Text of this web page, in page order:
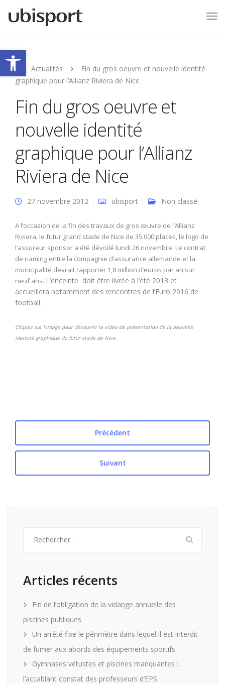
Ouvrir la barre d’outils
Actualités
Fin du gros oeuvre et nouvelle identité
graphique pour l’Allianz Riviera de Nice
Fin du gros oeuvre et
nouvelle identité
graphique pour l’Allianz
Riviera de Nice
27 novembre 2012 ubisport Non classé
A l’occasion de la fin des travaux de gros œuvre de l’Allianz
Riviera, le futur grand stade de Nice de 35.000 places, le logo de
l’assureur sponsor a été dévoilé lundi 26 novembre. Le contrat
de naming entre la compagnie d’assurance allemande et la
municipalité devrait rapporter 1,8 million d’euros par an sur
neuf ans. L’enceinte doit être livrée à l’été 2013 et
accueillera notamment des rencontres de l’Euro 2016 de
football.
Cliquez sur l’image pour découvrir la vidéo de présentation de la nouvelle
identité graphique du futur stade de Nice.
Précédent
Suivant
Articles récents
Fin de l’obligation de la vidange annuelle des
piscines publiques
Un arrêté fixe le périmètre dans lequel il est interdit
de fumer aux abords des équipements sportifs
Gymnases vétustes et piscines manquantes :
l’accablant constat des professeurs d’EPS